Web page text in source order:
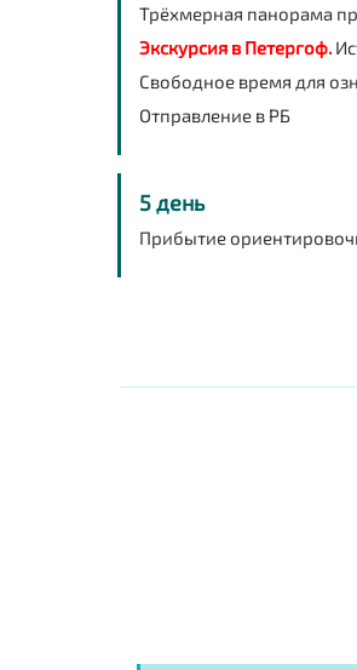
Трёхмерная панорама
Экскурсия в Петергоф.
Свободное время для
Отправление в РБ
5 день
Прибытие